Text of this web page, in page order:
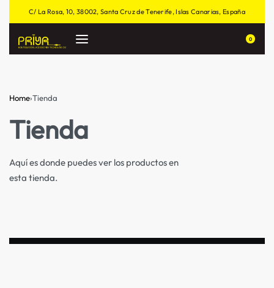
C/ La Rosa, 10, 38002, Santa Cruz de Tenerife, Islas Canarias, España
0
Home›Tienda
Tienda
Aquí es donde puedes ver los productos en
esta tienda.